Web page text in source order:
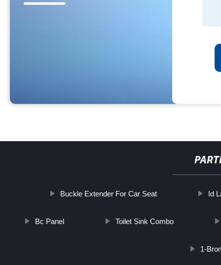
Buckle Extender For Car Seat Id
Bc Panel Toilet Sink Combo
1-